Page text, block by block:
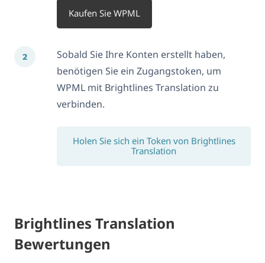
Kaufen Sie WPML
Sobald Sie Ihre Konten erstellt haben,
benötigen Sie ein Zugangstoken, um
WPML mit Brightlines Translation zu
verbinden.
Holen Sie sich ein Token von Brightlines
Translation
Brightlines Translation
Bewertungen